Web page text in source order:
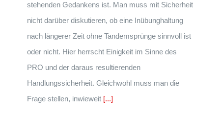
stehenden Gedankens ist. Man muss mit Sicherheit
nicht darüber diskutieren, ob eine Inübunghaltung
nach längerer Zeit ohne Tandemsprünge sinnvoll ist
oder nicht. Hier herrscht Einigkeit im Sinne des
PRO und der daraus resultierenden
Handlungssicherheit. Gleichwohl muss man die
Frage stellen, inwieweit [...]